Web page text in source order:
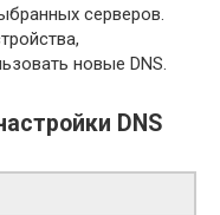
серверов.
новые DNS.
DNS